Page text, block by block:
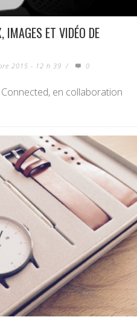
IMAGES ET VIDÉO DE
2015 - 12 h 39 / 0
en collaboration